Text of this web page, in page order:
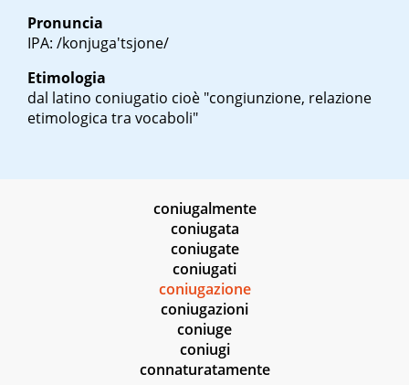
Pronuncia
IPA: /konjuga'tsjone/
Etimologia
dal latino coniugatio cioè "congiunzione, relazione
etimologica tra vocaboli"
coniugalmente
coniugata
coniugate
coniugati
coniugazione
coniugazioni
coniuge
coniugi
connaturatamente